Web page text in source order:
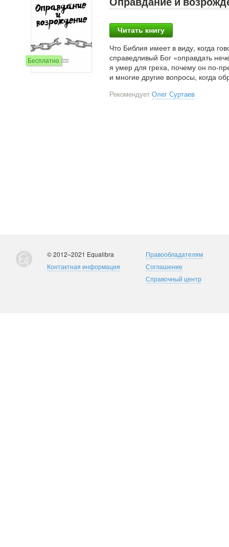
Бесплатно
Читать книгу
Что Библия имеет в виду, когда
справедливый Бог «оправдать
я умер для греха, почему он по-
и многие другие вопросы, когда
Рекомендует Олег Суртаев
© 2012–2021 Equalibra
Контактная информация
Правообладателям
Соглашение
Справочный центр